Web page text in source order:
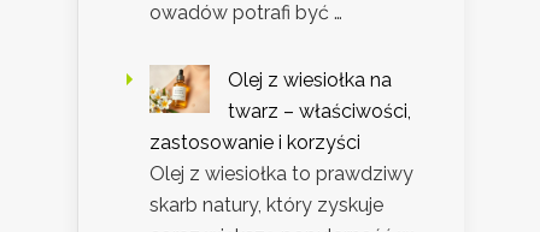
owadów potrafi być …
Olej z wiesiołka na
twarz – właściwości,
zastosowanie i korzyści
Olej z wiesiołka to prawdziwy
skarb natury, który zyskuje